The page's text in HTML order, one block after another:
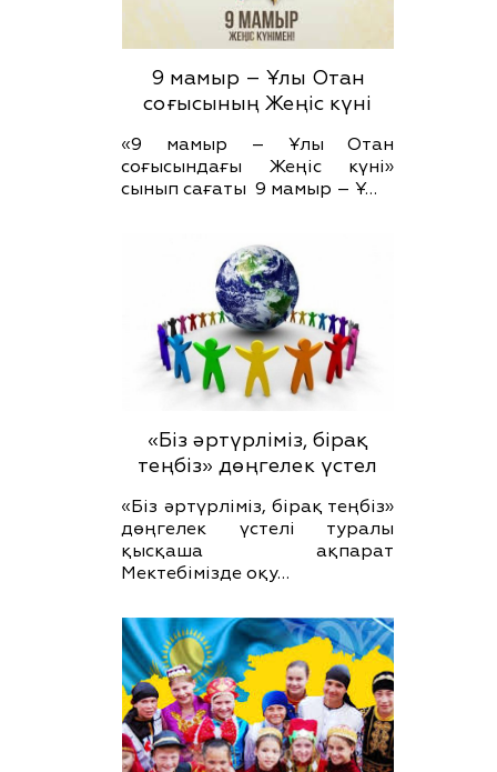
9 мамыр – Ұлы Отан
соғысының Жеңіс күні
«9 мамыр – Ұлы Отан
соғысындағы Жеңіс күні»
сынып сағаты 9 мамыр – Ұ…
«Біз әртүрліміз, бірақ
теңбіз» дөңгелек үстел
«Біз әртүрліміз, бірақ теңбіз»
дөңгелек үстелі туралы
қысқаша ақпарат
Мектебімізде оқу…